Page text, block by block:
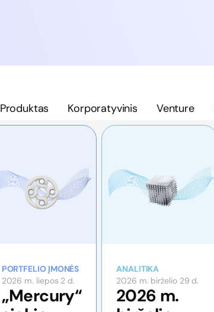
Produktas Korporatyvinis Venture
PORTFELIO ĮMONĖS
2026 m. liepos 2 d.
„Mercury“
ANALITIKA
2026 m. birželio 29 d.
2026 m.